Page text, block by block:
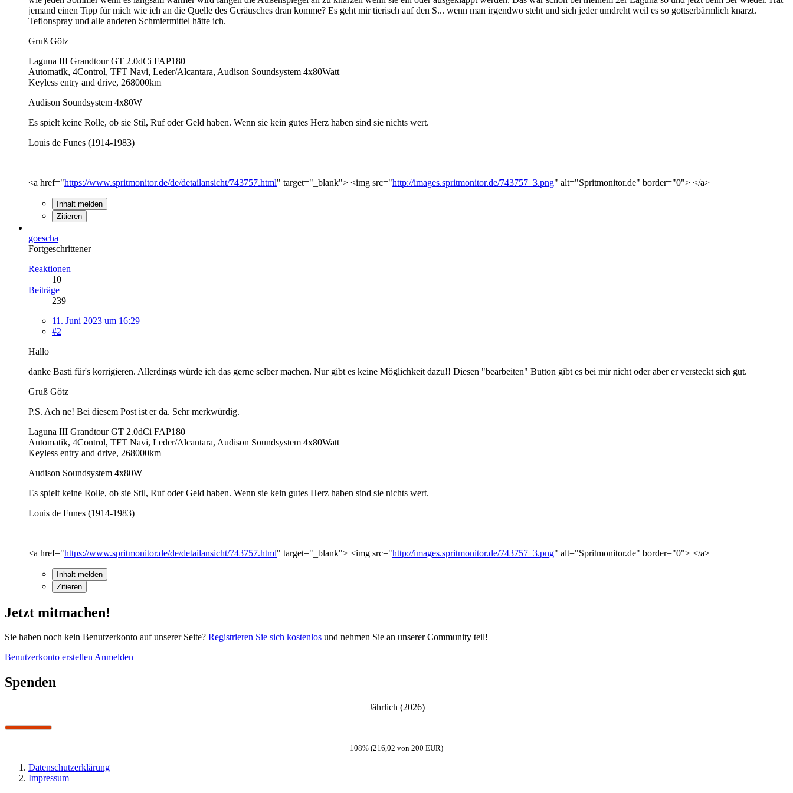
jemand einen Tipp für mich wie ich an die Quelle des Geräusches dran komme? Es geht mir tierisch auf den S... wenn man irgendwo steht und sich jeder umdreht weil es so gottserbärmlich knarzt.
Teflonspray und alle anderen Schmiermittel hätte ich.
Gruß Götz
Laguna III Grandtour GT 2.0dCi FAP180
Automatik, 4Control, TFT Navi, Leder/Alcantara, Audison Soundsystem 4x80Watt
Keyless entry and drive, 268000km
Audison Soundsystem 4x80W
Es spielt keine Rolle, ob sie Stil, Ruf oder Geld haben. Wenn sie kein gutes Herz haben sind sie nichts wert.
Louis de Funes (1914-1983)
<a href="https://www.spritmonitor.de/de/detailansicht/743757.html" target="_blank"> <img src="http://images.spritmonitor.de/743757_3.png" alt="Spritmonitor.de" border="0"> </a>
Inhalt melden
Zitieren
goescha
Fortgeschrittener
Reaktionen
10
Beiträge
239
11. Juni 2023 um 16:29
#2
Hallo
danke Basti für's korrigieren. Allerdings würde ich das gerne selber machen. Nur gibt es keine Möglichkeit dazu!! Diesen "bearbeiten" Button gibt es bei mir nicht oder aber er versteckt sich gut.
Gruß Götz
P.S. Ach ne! Bei diesem Post ist er da. Sehr merkwürdig.
Laguna III Grandtour GT 2.0dCi FAP180
Automatik, 4Control, TFT Navi, Leder/Alcantara, Audison Soundsystem 4x80Watt
Keyless entry and drive, 268000km
Audison Soundsystem 4x80W
Es spielt keine Rolle, ob sie Stil, Ruf oder Geld haben. Wenn sie kein gutes Herz haben sind sie nichts wert.
Louis de Funes (1914-1983)
<a href="https://www.spritmonitor.de/de/detailansicht/743757.html" target="_blank"> <img src="http://images.spritmonitor.de/743757_3.png" alt="Spritmonitor.de" border="0"> </a>
Inhalt melden
Zitieren
Jetzt mitmachen!
Sie haben noch kein Benutzerkonto auf unserer Seite? Registrieren Sie sich kostenlos und nehmen Sie an unserer Community teil!
Benutzerkonto erstellenAnmelden
Spenden
Jährlich (2026)
108% (216,02 von 200 EUR)
Datenschutzerklärung
Impressum